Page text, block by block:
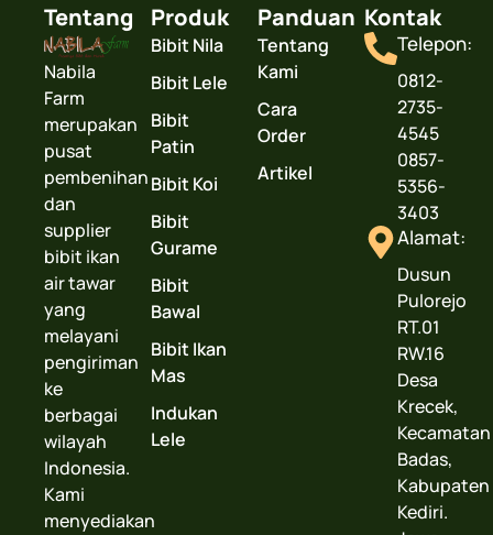
Tentang
Nabila
Farm
merupakan
pusat
pembenihan
dan
supplier
bibit ikan
air tawar
yang
melayani
pengiriman
ke
berbagai
wilayah
Indonesia.
Kami
menyediakan
Produk
Bibit Nila
Bibit Lele
Bibit
Patin
Bibit Koi
Bibit
Gurame
Bibit
Bawal
Bibit Ikan
Mas
Indukan
Lele
Panduan
Tentang
Kami
Cara
Order
Artikel
Kontak
Telepon:
0812-
2735-
4545
0857-
5356-
3403
Alamat:
Dusun
Pulorejo
RT.01
RW.16
Desa
Krecek,
Kecamatan
Badas,
Kabupaten
Kediri.